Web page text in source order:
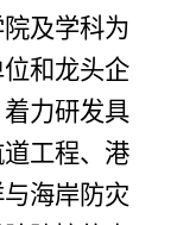
及学科为
和龙头企
力研发具
工程、港
海岸防灾